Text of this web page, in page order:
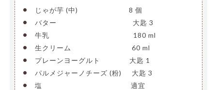
• じゃが芋 (中) 8 個
• バター 大匙 3
• 牛乳 180 ml
• 生クリーム 60 ml
• プレーンヨーグルト 大匙 1
• パルメジャーノチーズ (粉) 大匙 3
• 塩 適宜